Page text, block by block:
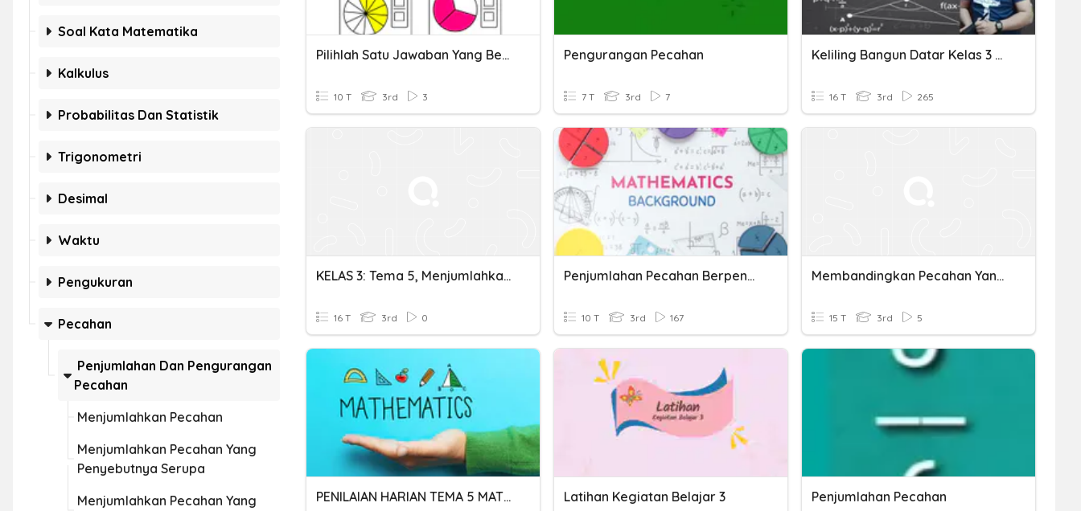
Soal Kata Matematika
Kalkulus
Probabilitas Dan Statistik
Trigonometri
Desimal
Waktu
Pengukuran
Pecahan
Penjumlahan Dan Pengurangan
Pecahan
Menjumlahkan Pecahan
Menjumlahkan Pecahan Yang
Penyebutnya Serupa
Menjumlahkan Pecahan Yang
Pilihlah Satu Jawaban Yang Benar Dari Soal-Soal Pecahan Berikut
10 T 3rd 3
Pengurangan Pecahan
7 T 3rd 7
Keliling Bangun Datar Kelas 3 Sd
16 T 3rd 265
KELAS 3: Tema 5, Menjumlahkan & Mengurangi Pecahan
16 T 3rd 0
Penjumlahan Pecahan Berpenyebut Sama
10 T 3rd 167
Membandingkan Pecahan Yang Berpenyebut Sama
15 T 3rd 5
PENILAIAN HARIAN TEMA 5 MATEMATIKA Latihan Kegiatan Belajar 3 Penjumlahan Pecahan